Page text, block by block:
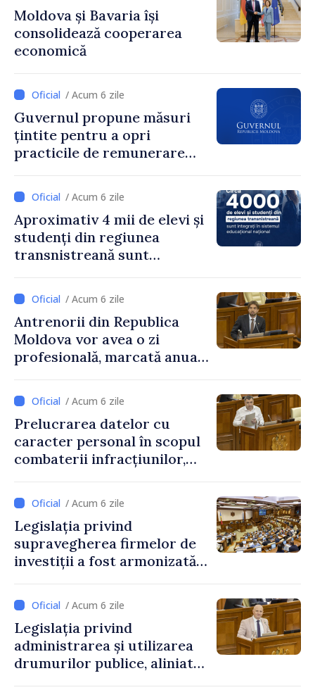
Moldova și Bavaria își
consolidează cooperarea
economică
/ Acum 6 zile
Guvernul propune măsuri
țintite pentru a opri
practicile de remunerare
/ Acum 6 zile
Aproximativ 4 mii de elevi și
studenți din regiunea
transnistreană sunt
educațional național
/ Acum 6 zile
Antrenorii din Republica
Moldova vor avea o zi
profesională, marcată anual
/ Acum 6 zile
Prelucrarea datelor cu
caracter personal în scopul
combaterii infracțiunilor,
/ Acum 6 zile
Legislația privind
supravegherea firmelor de
investiții a fost armonizată
/ Acum 6 zile
Legislația privind
administrarea și utilizarea
drumurilor publice, aliniată